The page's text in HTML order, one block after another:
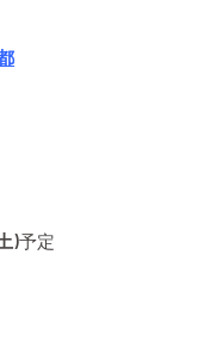
)予定